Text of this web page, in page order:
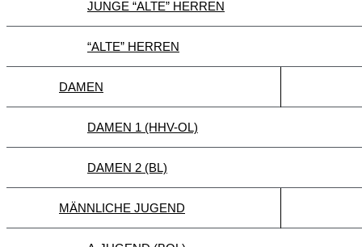
JUNGE “ALTE” HERREN
“ALTE” HERREN
DAMEN
DAMEN 1 (HHV-OL)
DAMEN 2 (BL)
MÄNNLICHE JUGEND